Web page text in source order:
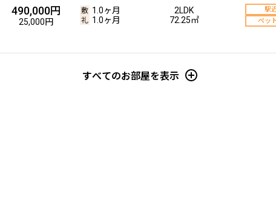
490,000円
25,000円
1.0ヶ月
1.0ヶ月
2LDK
72.25㎡
駅
ペッ
すべてのお部屋を表示